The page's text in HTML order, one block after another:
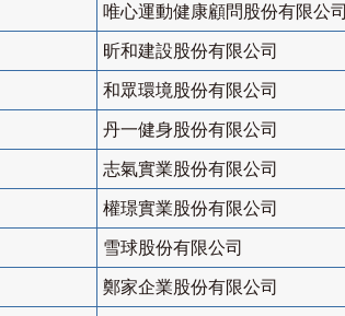
唯心運動健康顧問股份有限公司
昕和建設股份有限公司
和眾環境股份有限公司
丹一健身股份有限公司
志氣實業股份有限公司
權璟實業股份有限公司
雪球股份有限公司
鄭家企業股份有限公司